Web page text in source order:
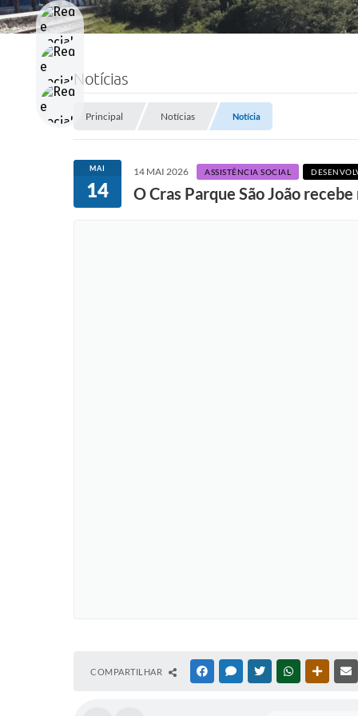
Notícias
Principal Notícias Notícia
MAI
14
14 MAI 2026 ASSISTÊNCIA SOCIAL
O Cras Parque São João
COMPARTILHAR FACEBOOKMESSENGER
TWITTERWHATSAPP